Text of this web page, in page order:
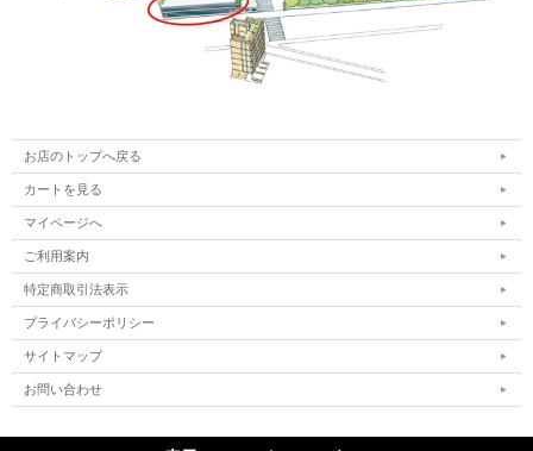
お店のトップへ戻る
カートを見る
マイページへ
ご利用案内
特定商取引法表示
プライバシーポリシー
サイトマップ
お問い合わせ